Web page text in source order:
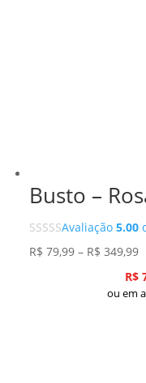
Busto –
Avaliação5.00
R$ 79,99 – R$ 349,99
R$
ou em